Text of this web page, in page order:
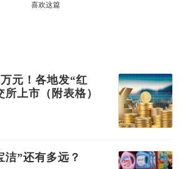
喜欢这篇
元！各地发“红
上市（附表格）
洁”还有多远？